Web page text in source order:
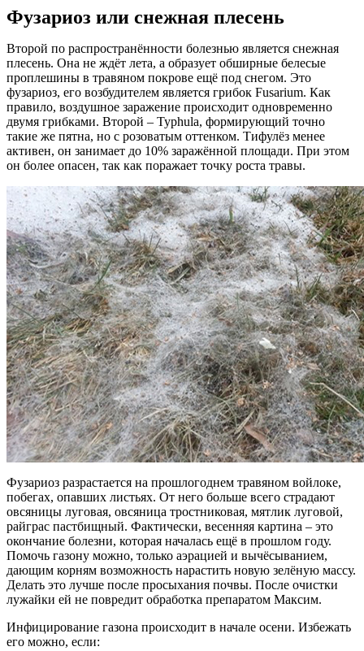
Фузариоз или снежная плесень
Второй по распространённости болезнью является снежная
плесень. Она не ждёт лета, а образует обширные белесые
проплешины в травяном покрове ещё под снегом. Это
фузариоз, его возбудителем является грибок Fusarium. Как
правило, воздушное заражение происходит одновременно
двумя грибками. Второй – Typhula, формирующий точно
такие же пятна, но с розоватым оттенком. Тифулёз менее
активен, он занимает до 10% заражённой площади. При этом
он более опасен, так как поражает точку роста травы.
Фузариоз разрастается на прошлогоднем травяном войлоке,
побегах, опавших листьях. От него больше всего страдают
овсяницы луговая, овсяница тростниковая, мятлик луговой,
райграс пастбищный. Фактически, весенняя картина – это
окончание болезни, которая началась ещё в прошлом году.
Помочь газону можно, только аэрацией и вычёсыванием,
дающим корням возможность нарастить новую зелёную массу.
Делать это лучше после просыхания почвы. После очистки
лужайки ей не повредит обработка препаратом Максим.
Инфицирование газона происходит в начале осени. Избежать
его можно, если: